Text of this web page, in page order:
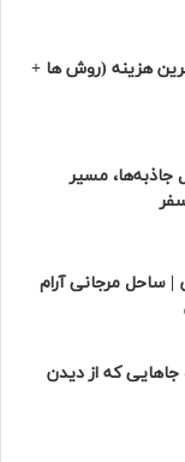
هزینه (روش ها +
جاذبه‌ها، مسیر
مرجانی آرام
که از دیدن